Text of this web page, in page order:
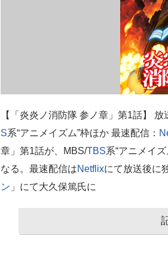
【「炎炎ノ消防隊 参ノ章」第1話】
S系“アニメイズム”枠ほか 最速配信：
章」第1話が、MBS/TBS系“アニメイ
なる。最速配信はNetflixにて放送後に
ン 」にて大久保篤氏に